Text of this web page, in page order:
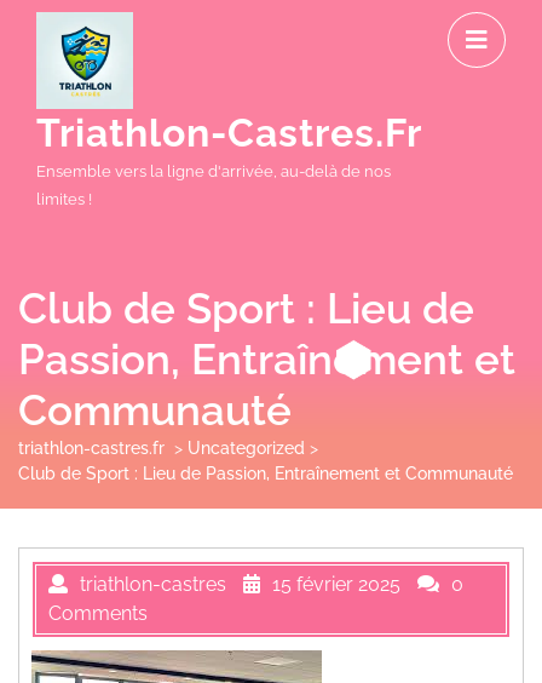
Triathlon-Castres.fr
Ensemble vers la ligne d'arrivée, au-delà de nos
limites !
Club de Sport : Lieu de
Passion, Entraînement et
Communauté
triathlon-castres.fr > Uncategorized >
Club de Sport : Lieu de Passion, Entraînement et Communauté
triathlon-castres 15 février 2025
0
Comments